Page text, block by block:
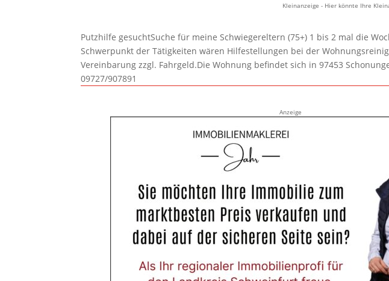
Kleinanzeige - Hier könnte Ihre
Putzhilfe gesuchtSuche für meine Schwiegereltern (75+) 1 bis 2 mal die
Schwerpunkt der Tätigkeiten wären Hilfestellungen bei der
Vereinbarung zzgl. Fahrgeld.Die Wohnung befindet sich in 97453
09727/907891
Anzeige